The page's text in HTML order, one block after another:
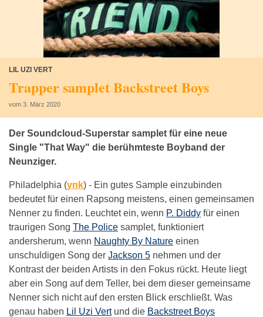
LIL UZI VERT
Trapper samplet Backstreet Boys
vom 3. März 2020
Der Soundcloud-Superstar samplet für eine neue
Single "That Way" die berühmteste Boyband der
Neunziger.
Philadelphia (ynk) - Ein gutes Sample einzubinden
bedeutet für einen Rapsong meistens, einen gemeinsamen
Nenner zu finden. Leuchtet ein, wenn P. Diddy für einen
traurigen Song The Police samplet, funktioniert
andersherum, wenn Naughty By Nature einen
unschuldigen Song der Jackson 5 nehmen und der
Kontrast der beiden Artists in den Fokus rückt. Heute liegt
aber ein Song auf dem Teller, bei dem dieser gemeinsame
Nenner sich nicht auf den ersten Blick erschließt. Was
genau haben Lil Uzi Vertund die Backstreet Boys